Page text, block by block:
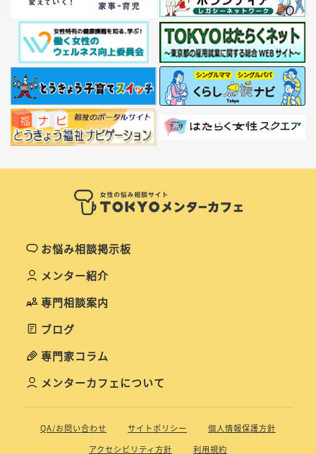
お悩み相談掲示板
メンター紹介
専門相談案内
ブログ
専門家コラム
メンターカフェについて
QA/お問い合わせ サイトポリシー
個人情報保護方針
アクセシビリティ方針
利用規約